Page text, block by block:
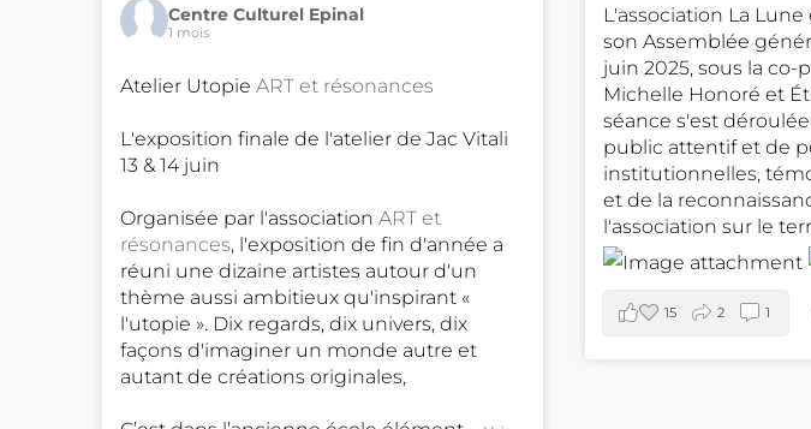
L'association La
son Assemblée
juin 2025, sous la co-
Michelle Honoré et
séance s'est
public attentif et de
institutionnelles,
et de la
l'association sur le
15 2 1
Centre Culturel Epinal
1 mois
Atelier UtopieART et résonances
L'exposition finale de l'atelier de Jac Vitali
13 & 14 juin
Organisée par l'associationART et
résonances, l'exposition de fin d'année a
réuni une dizaine artistes autour d'un
thème aussi ambitieux qu'inspirant «
l'utopie ». Dix regards, dix univers, dix
façons d'imaginer un monde autre et
autant de créations originales,